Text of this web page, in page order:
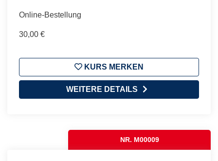
Online-Bestellung
30,00 €
KURS MERKEN
WEITERE DETAILS
NR. M00009